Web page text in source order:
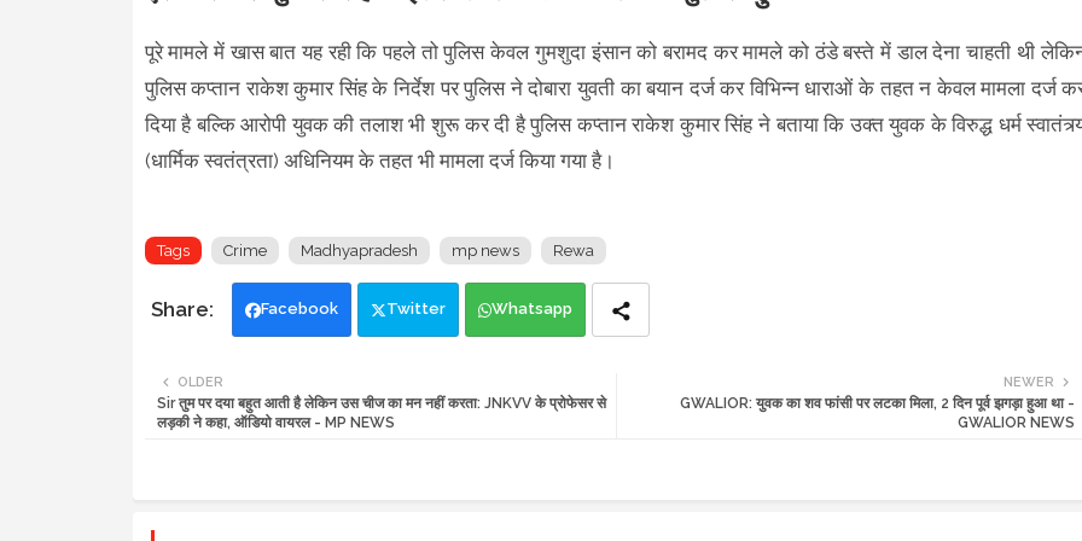
पूरे मामले में खास बात यह रही कि पहले तो पुलिस केवल गुमशुदा इंसान को बरामद कर मामले को ठंडे बस्ते में डाल देना चाहती थी
पुलिस कप्तान राकेश कुमार सिंह के निर्देश पर पुलिस ने दोबारा युवती का बयान दर्ज कर विभिन्न धाराओं के तहत न केवल मामला दर्ज
दिया है बल्कि आरोपी युवक की तलाश भी शुरू कर दी है पुलिस कप्तान राकेश कुमार सिंह ने बताया कि उक्त युवक के विरुद्ध धर्म
(धार्मिक स्वतंत्रता) अधिनियम के तहत भी मामला दर्ज किया गया है।
Tags Crime Madhyapradesh mp news Rewa
Facebook Twitter Whatsapp
NEWER
GWALIOR: युवक का शव फांसी पर लटका मिला, 2 दिन पूर्व झगड़ा हुआ था -
GWALIOR NEWS
OLDER
Sir तुम पर दया बहुत आती है लेकिन उस चीज का मन नहीं करता: JNKVV के प्रोफेसर से
लड़की ने कहा, ऑडियो वायरल - MP NEWS